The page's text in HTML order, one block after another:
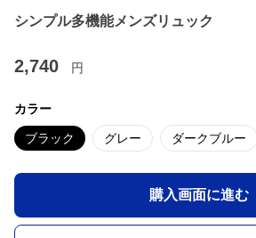
シンプル多機能メンズリュック
2,740 円
カラー
ブラック グレー ダークブルー
購入画面に進む